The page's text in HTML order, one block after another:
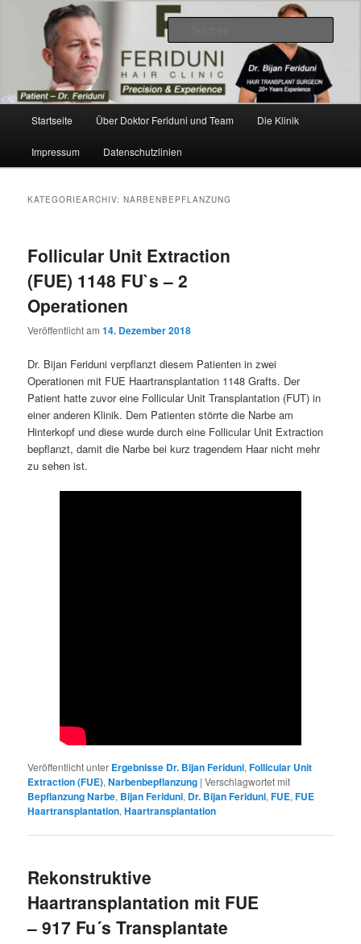
sekundären
Dr. Feriduni Haartransplantation –
Blog Österreich
Videos, Ergebnisse, Bilder
Startseite Über Doktor Feriduni und Team Die Klinik
Impressum Datenschutzlinien
KATEGORIEARCHIV:NARBENBEPFLANZUNG
Follicular Unit Extraction
(FUE) 1148 FU`s – 2
Operationen
Veröffentlicht am14. Dezember 2018
Dr. Bijan Feriduni verpflanzt diesem Patienten in zwei
Operationen mit FUE Haartransplantation 1148 Grafts. Der
Patient hatte zuvor eine Follicular Unit Transplantation (FUT) in
einer anderen Klinik. Dem Patienten störrte die Narbe am
Hinterkopf und diese wurde durch eine Follicular Unit Extraction
bepflanzt, damit die Narbe bei kurz tragendem Haar nicht mehr
zu sehen ist.
Veröffentlicht unter Ergebnisse Dr. Bijan Feriduni,Follicular Unit
Extraction (FUE),Narbenbepflanzung |Verschlagwortet mit
Bepflanzung Narbe, Bijan Feriduni, Dr. Bijan Feriduni,FUE,FUE
Haartransplantation,Haartransplantation
Rekonstruktive
Haartransplantation mit FUE
– 917 Fu´s Transplantate